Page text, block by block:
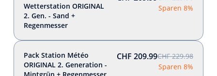
Wetterstation ORIGINAL
2. Gen. - Sand +
Regenmesser
Sparen 8%
Pack Station Météo
ORIGINAL 2. Generation -
CHF 209.99CHF 229.98
Sparen 8%